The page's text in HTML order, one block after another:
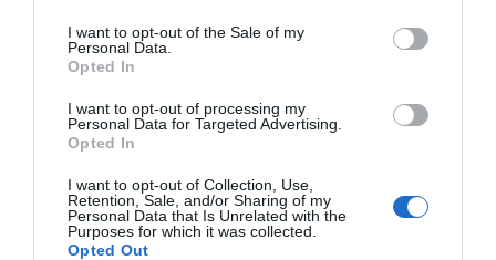
I want to opt-out of the Sale of my
Personal Data.
Opted In
I want to opt-out of processing my
Personal Data for Targeted Advertising.
Opted In
I want to opt-out of Collection, Use,
Retention, Sale, and/or Sharing of my
Personal Data that Is Unrelated with the
Purposes for which it was collected.
Opted Out